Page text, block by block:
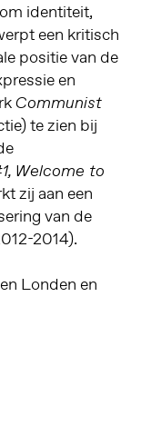
identiteit,
een kritisch
positie van de
en
Communist
te zien bij
Welcome to
zij aan een
van de
2014).
Londen en